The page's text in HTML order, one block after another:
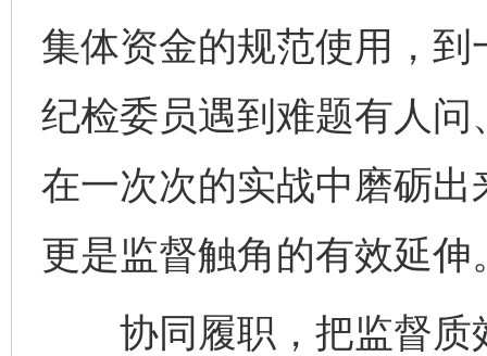
集体资金的规范使用，
纪检委员遇到难题有人
在一次次的实战中磨砺出
更是监督触角的有效延伸
协同履职，把监督质